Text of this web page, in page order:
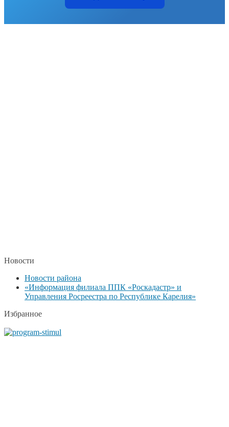
Новости
Новости района
«Информация филиала ППК «Роскадастр» и
Управления Росреестра по Республике Карелия»
Избранное